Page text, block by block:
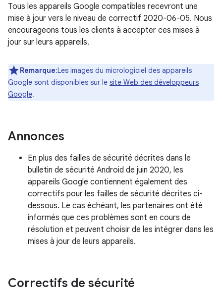
Tous les appareils Google compatibles recevront une
mise à jour vers le niveau de correctif 2020-06-05. Nous
encourageons tous les clients à accepter ces mises à
jour sur leurs appareils.
Remarque:Les images du micrologiciel des appareils
Google sont disponibles sur le site Web des développeurs
Google.
Annonces
En plus des failles de sécurité décrites dans le
bulletin de sécurité Android de juin 2020, les
appareils Google contiennent également des
correctifs pour les failles de sécurité décrites ci-
dessous. Le cas échéant, les partenaires ont été
informés que ces problèmes sont en cours de
résolution et peuvent choisir de les intégrer dans les
mises à jour de leurs appareils.
Correctifs de sécurité